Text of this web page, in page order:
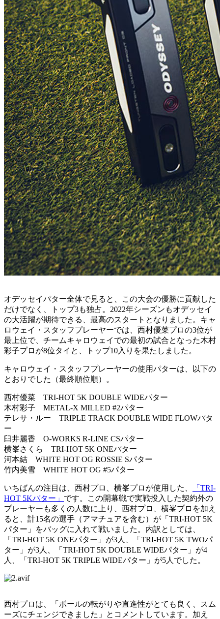
オデッセイパター全体で見ると、この大会の優勝に貢献した
だけでなく、トップ3も独占。2022年シーズンもオデッセイ
の大活躍が期待できる、最高のスタートとなりました。キャ
ロウェイ・スタッフプレーヤーでは、西村優菜プロの3位が
最上位で、チームキャロウェイでの最初の試合となった木村
彩子プロが8位タイと、トップ10入りを果たしました。
キャロウェイ・スタッフプレーヤーの使用パターは、以下の
とおりでした（最終順位順）。
西村優菜 TRI-HOT 5K DOUBLE WIDEパター
木村彩子 METAL-X MILLED #2パター
テレサ・ルー TRIPLE TRACK DOUBLE WIDE FLOWパタ
ー
臼井麗香 O-WORKS R-LINE CSパター
横峯さくら TRI-HOT 5K ONEパター
河本結 WHITE HOT OG ROSSIE Sパター
竹内美雪 WHITE HOT OG #5パター
いちばんの注目は、西村プロ、横峯プロが使用した、
「TRI-
HOT 5Kパター」 です。この開幕戦で実戦投入した契約外の
プレーヤーも多くの人数に上り、西村プロ、横峯プロを加え
ると、計15名の選手（アマチュアを含む）が「TRI-HOT 5K
パター」をバッグに入れて戦いました。内訳としては、
「TRI-HOT 5K ONEパター」が3人、「TRI-HOT 5K TWOパ
ター」が3人、「TRI-HOT 5K DOUBLE WIDEパター」が4
人、「TRI-HOT 5K TRIPLE WIDEパター」が5人でした。
西村プロは、「ボールの転がりや直進性がとても良く、スム
ーズにチェンジできました」とコメントしています。加え